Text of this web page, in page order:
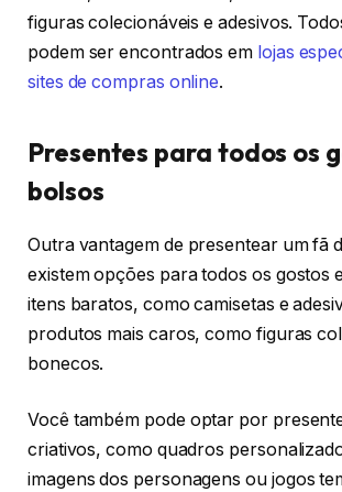
figuras colecionáveis e adesivos.
podem ser encontrados em lojas
sites de compras online.
Presentes para todos os
bolsos
Outra vantagem de presentear um fã
existem opções para todos os gostos
itens baratos, como camisetas e
produtos mais caros, como figuras
bonecos.
Você também pode optar por
criativos, como quadros
imagens dos personagens ou jogos